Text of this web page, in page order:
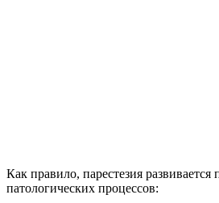
Как правило, парестезия
патологических процессов: